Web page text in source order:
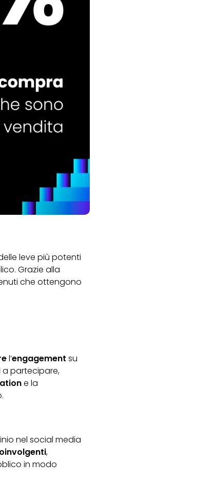
leve più potenti
Grazie alla
che ottengono
l’engagement su
partecipare,
e la
nel social media
,
in modo